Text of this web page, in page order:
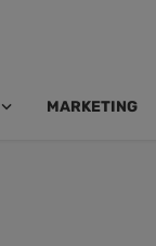
MARKETING